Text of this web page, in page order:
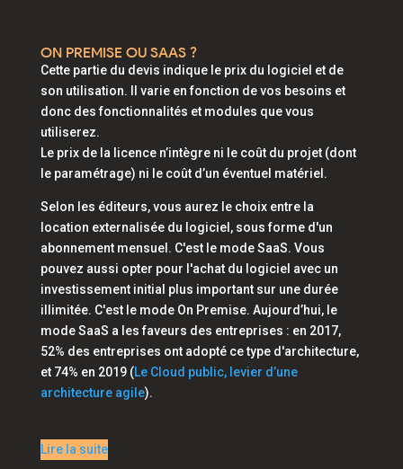
ON PREMISE OU SAAS ?
Cette partie du devis indique le prix du logiciel et de
son utilisation. Il varie en fonction de vos besoins et
donc des fonctionnalités et modules que vous
utiliserez.
Le prix de la licence n’intègre ni le coût du projet (dont
le paramétrage) ni le coût d’un éventuel matériel.
Selon les éditeurs, vous aurez le choix entre la
location externalisée du logiciel, sous forme d'un
abonnement mensuel. C'est le mode SaaS. Vous
pouvez aussi opter pour l'achat du logiciel avec un
investissement initial plus important sur une durée
illimitée. C'est le mode On Premise. Aujourd’hui, le
mode SaaS a les faveurs des entreprises : en 2017,
52% des entreprises ont adopté ce type d'architecture,
et 74% en 2019 (Le Cloud public, levier d’une
architecture agile).
Lire la suite